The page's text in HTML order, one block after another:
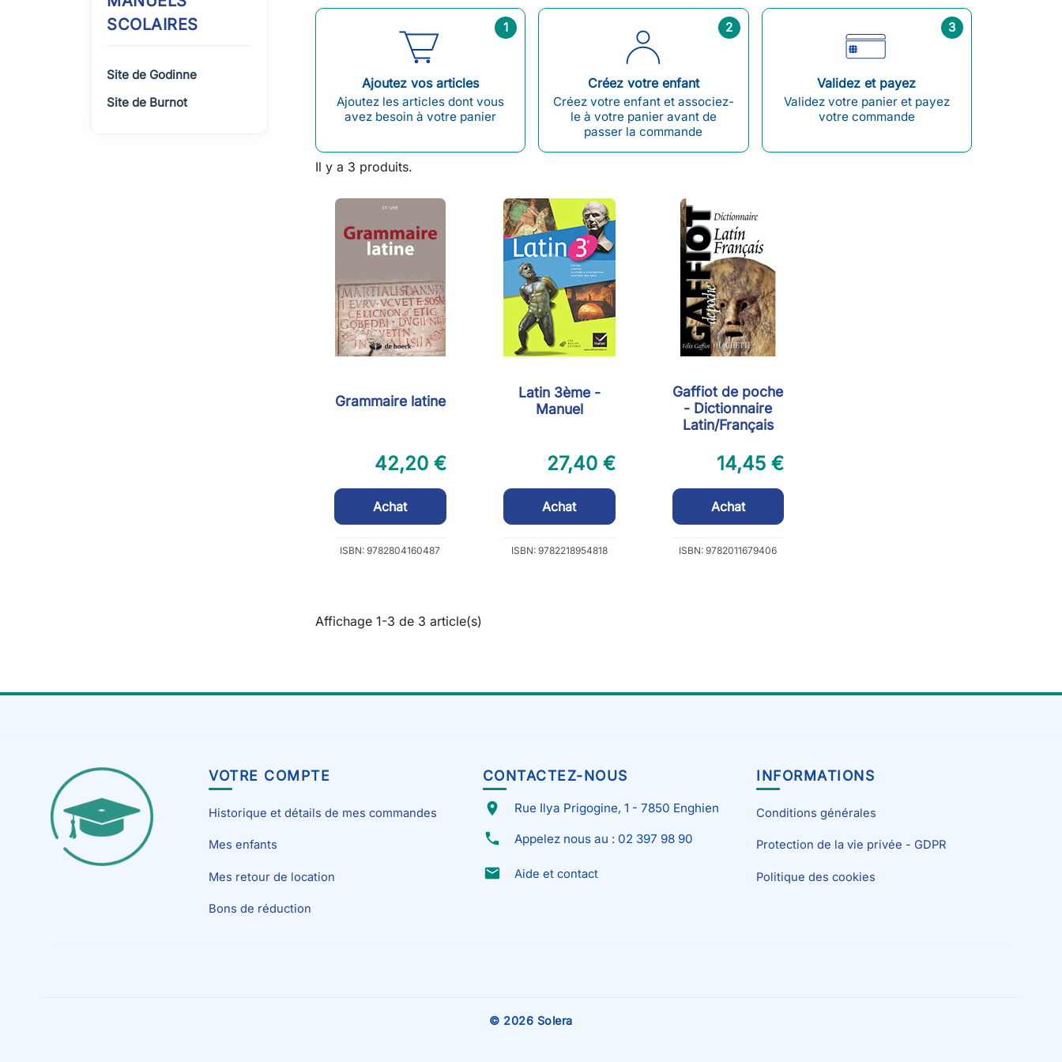
SCOLAIRES
Site de Godinne
Site de Burnot
1
Ajoutez vos articles
Ajoutez les articles dont vous
avez besoin à votre panier
2
Créez votre enfant
Créez votre enfant et associez-
le à votre panier avant de
passer la commande
3
Validez et payez
Validez votre panier et payez
votre commande
Il y a 3 produits.
Grammaire latine
42,20 €
Achat
ISBN: 9782804160487
Latin 3ème -
Manuel
27,40 €
Achat
ISBN: 9782218954818
Gaffiot de poche
- Dictionnaire
Latin/Français
14,45 €
Achat
ISBN: 9782011679406
Affichage 1-3 de 3 article(s)
VOTRE COMPTE
Historique et détails de mes commandes
Mes enfants
Mes retour de location
Bons de réduction
CONTACTEZ-NOUS
place Rue Ilya Prigogine, 1 - 7850 Enghien
phone Appelez nous au : 02 397 98 90
email Aide et contact
INFORMATIONS
Conditions générales
Protection de la vie privée - GDPR
Politique des cookies
© 2026 Solera